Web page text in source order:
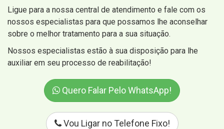
Ligue para a nossa central de atendimento e fale com os
nossos especialistas para que possamos lhe aconselhar
sobre o melhor tratamento para a sua situação.
Nossos especialistas estão à sua disposição para lhe
auxiliar em seu processo de reabilitação!
Quero Falar Pelo WhatsApp!
Vou Ligar no Telefone Fixo!